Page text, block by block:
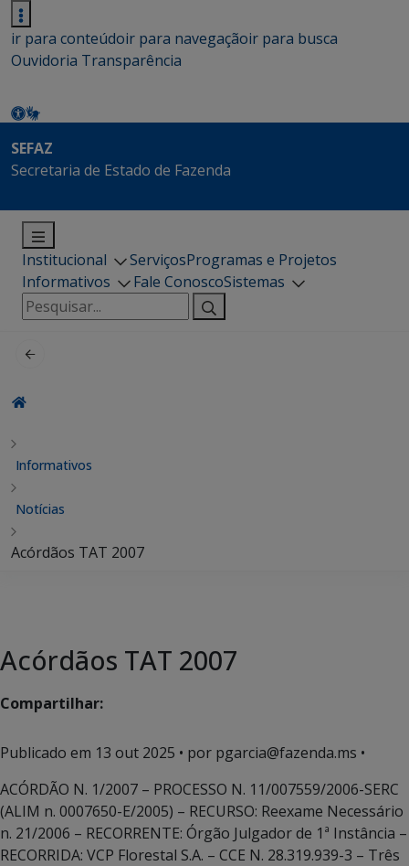
ir para conteúdoir para navegaçãoir para busca
Ouvidoria Transparência
SEFAZ
Secretaria de Estado de Fazenda
Institucional ServiçosProgramas e Projetos
Informativos
Fale ConoscoSistemas
Pesquisar
por:
Informativos
Notícias
Acórdãos TAT 2007
Acórdãos TAT 2007
Compartilhar:
Publicado em 13 out 2025 • por pgarcia@fazenda.ms •
ACÓRDÃO N. 1/2007 – PROCESSO N. 11/007559/2006-SERC
(ALIM n. 0007650-E/2005) – RECURSO: Reexame Necessário
n. 21/2006 – RECORRENTE: Órgão Julgador de 1ª Instância –
RECORRIDA: VCP Florestal S.A. – CCE N. 28.319.939-3 – Três